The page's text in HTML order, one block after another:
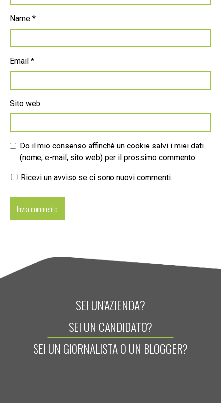
Name *
Email *
Sito web
Do il mio consenso affinché un cookie salvi i miei dati
(nome, e-mail, sito web) per il prossimo commento.
Ricevi un avviso se ci sono nuovi commenti.
SEI UN'AZIENDA?
SEI UN CANDIDATO?
SEI UN GIORNALISTA O UN BLOGGER?